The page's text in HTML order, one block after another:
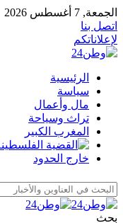
الجمعة, 7 أغسطس 2026
اتصل بنا
لإعلاناتكم
الرئيسية
سياسة
مال وأعمال
تراث وسياحة
المغرب الكبير
خارج الحدود
بحث